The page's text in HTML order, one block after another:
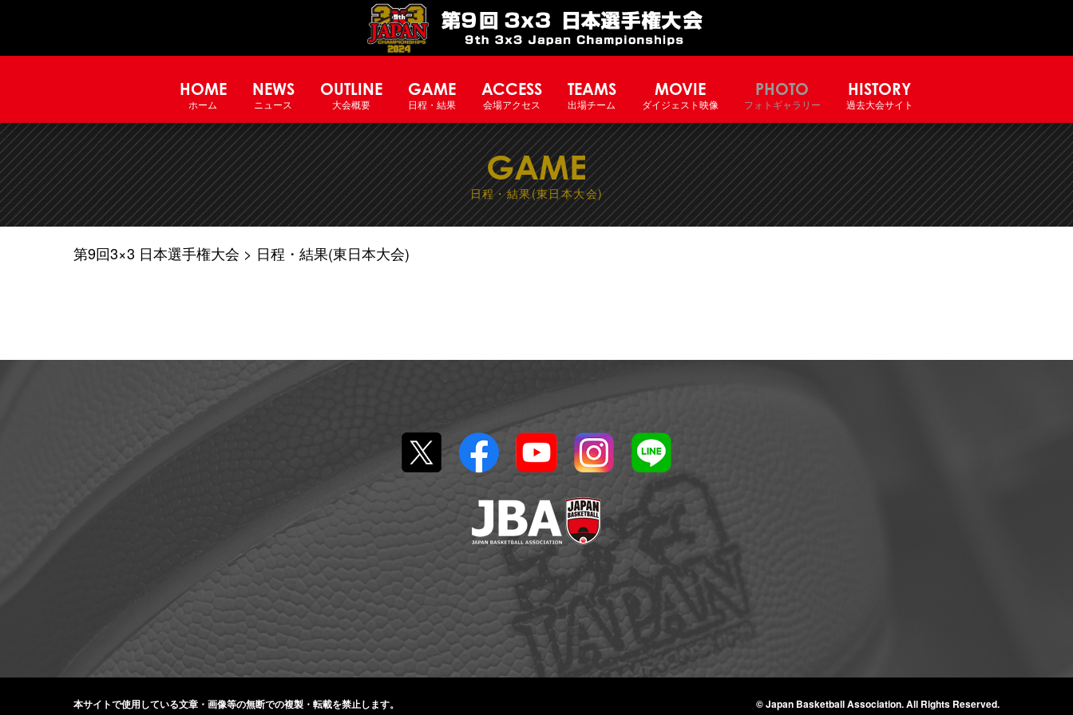
HOME
ホーム
NEWS
ニュース
OUTLINE
大会概要
GAME
日程・結果
ACCESS
会場アクセス
TEAMS
出場チーム
MOVIE
ダイジェスト映像
PHOTO
フォトギャラリー
HISTORY
過去大会サイト
GAME
日程・結果(東日本大会)
第9回3×3 日本選手権大会 日程・結果(東日本大会)
本サイトで使用している文章・画像等の無断での複製・転載を禁止します。 © Japan Basketball Association.All Rights Reserved.